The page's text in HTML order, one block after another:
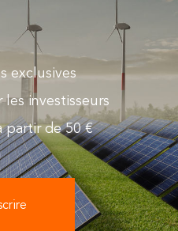
exclusives
les investisseurs
partir de 50 €